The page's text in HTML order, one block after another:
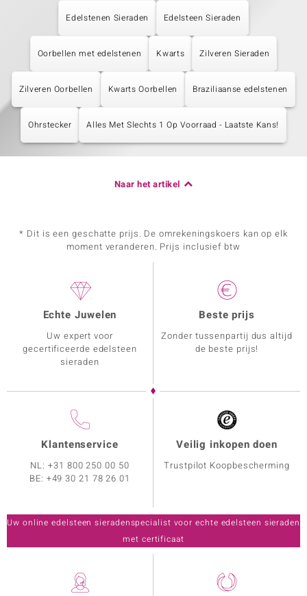
Edelstenen Sieraden Edelsteen Sieraden
Oorbellen met edelstenen Kwarts Zilveren Sieraden
Zilveren Oorbellen Kwarts Oorbellen Braziliaanse edelstenen
Ohrstecker Alles Met Slechts 1 Op Voorraad - Laatste Kans!
Naar het artikel
* Dit is een geschatte prijs. De omrekeningskoers kan op elk
moment veranderen. Prijs inclusief btw
Echte Juwelen
Uw expert voor
gecertificeerde edelsteen
sieraden
Beste prijs
Zonder tussenpartij dus altijd
de beste prijs!
Klantenservice
NL:+31 800 250 00 50
BE: +49 30 21 78 26 01
Veilig inkopen doen
Trustpilot Koopbescherming
Uw online edelsteen sieradenspecialist voor echte edelsteen sieraden
met certificaat